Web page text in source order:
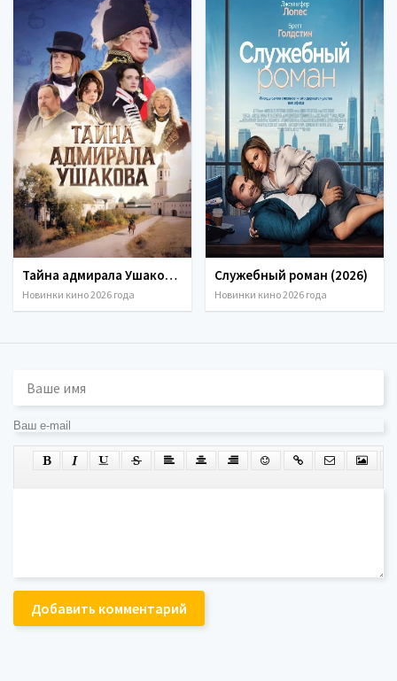
Тайна адмирала Ушакова (2026)
Новинки кино 2026 года
Служебный роман (2026)
Новинки кино 2026 года
Добавить комментарий